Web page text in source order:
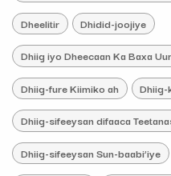
Dheelitir Dhidid-joojiye
Dhiig iyo Dheecaan Ka Baxa
Dhiig-fure Kiimiko ah Dhiig-
Dhiig-sifeeysan difaaca
Dhiig-sifeeysan Sun-baabi’iye